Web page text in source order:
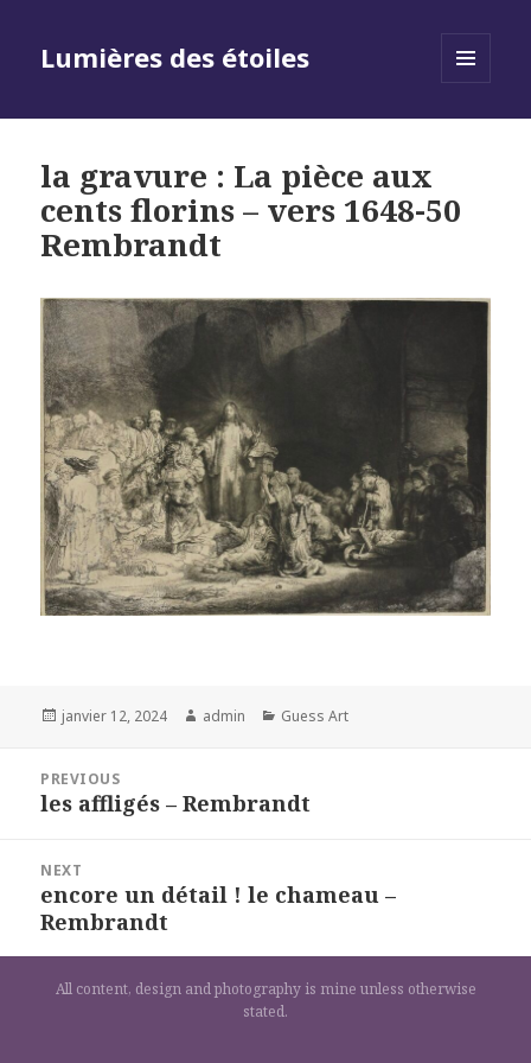
Lumières des étoiles
la gravure : La pièce aux
cents florins – vers 1648-50
Rembrandt
Posted
janvier 12, 2024 Author
admin Categories
Guess Art
l’article
PREVIOUS
Previous
les affligés – Rembrandt
NEXT
Next
post:
encore un détail ! le chameau –
Rembrandt
All content, design and photography is mine unless otherwise
stated.